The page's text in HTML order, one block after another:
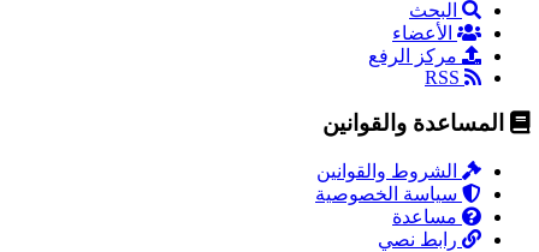
البحث
الأعضاء
مركز الرفع
المساعدة والقوانين
الشروط والقوانين
سياسة الخصوصية
مساعدة
رابط نصي